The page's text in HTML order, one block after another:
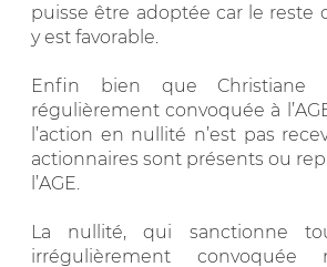
puisse être adoptée car le reste
y est favorable.
Enfin bien que Christiane
régulièrement convoquée à
l’action en nullité n’est pas
actionnaires sont présents ou
l’AGE.
La nullité, qui sanctionne
irrégulièrement